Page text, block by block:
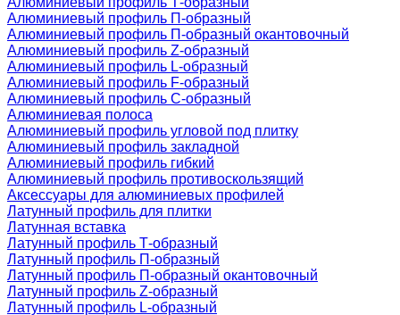
Алюминиевый профиль П-образный
Алюминиевый профиль П-образный окантовочный
Алюминиевый профиль Z-образный
Алюминиевый профиль L-образный
Алюминиевый профиль F-образный
Алюминиевый профиль C-образный
Алюминиевая полоса
Алюминиевый профиль угловой под плитку
Алюминиевый профиль закладной
Алюминиевый профиль гибкий
Алюминиевый профиль противоскользящий
Аксессуары для алюминиевых профилей
Латунный профиль для плитки
Латунная вставка
Латунный профиль Т-образный
Латунный профиль П-образный
Латунный профиль П-образный окантовочный
Латунный профиль Z-образный
Латунный профиль L-образный